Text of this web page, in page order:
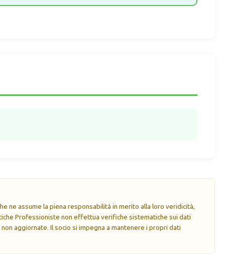
ne assume la piena responsabilità in merito alla loro veridicità,
Professioniste non effettua verifiche sistematiche sui dati
aggiornate. Il socio si impegna a mantenere i propri dati